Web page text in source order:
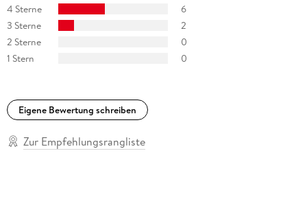
4 Sterne
6
3 Sterne
2
2 Sterne
0
1 Stern
0
Eigene Bewertung schreiben
Zur Empfehlungsrangliste